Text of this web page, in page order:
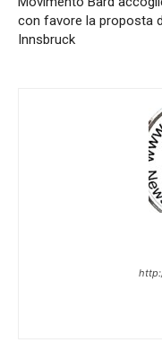
con favore la proposta
Innsbruck